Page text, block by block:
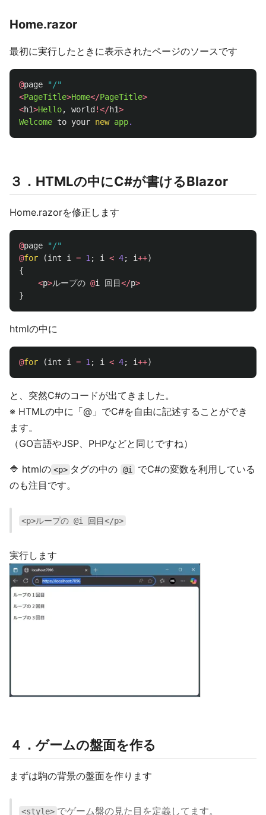
Home.razor
最初に実行したときに表示されたページのソースです
@page
"/"
<PageTitle>Home</PageTitle>
<h1>Hello, world !</h1>
Welcome to your new app.
３．HTMLの中にC#が書けるBlazor
Home.razorを修正します
@page
"/"
@for (int i = 1 ; i < 4; i++)
{
<p>ループの @i 回目</p>
}
htmlの中に
@for (int i = 1 ; i < 4; i++)
と、突然C#のコードが出てきました。
※ HTMLの中に「@」でC#を自由に記述することができ
ます。
（GO言語やJSP、PHPなどと同じですね）
🔷 htmlの <p> タグの中の @i
でC#の変数を利用している
のも注目です。
<p>ループの @i 回目</p>
実行します
４．ゲームの盤面を作る
まずは駒の背景の盤面を作ります
<style> でゲーム盤の見た目を定義してます。